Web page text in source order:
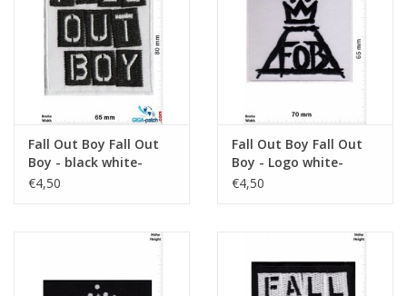
Sleutelhanger
Sticker
Fall Out Boy Fall Out
Boy - black white-
Alternative-Rockband
€4,50
Fall Out Boy Fall Out
Boy - Logo white-
Alternative-Rockband
€4,50